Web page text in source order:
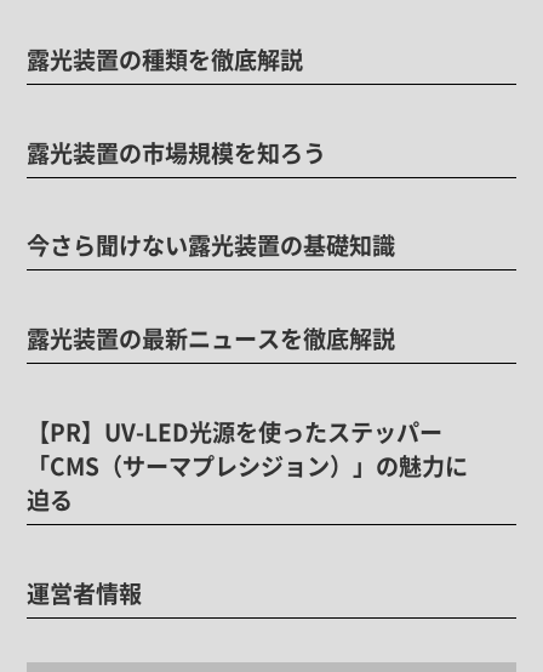
露光装置の種類を徹底解説
露光装置の市場規模を知ろう
今さら聞けない露光装置の基礎知識
露光装置の最新ニュースを徹底解説
【PR】UV-LED光源を使ったステッパー
「CMS（サーマプレシジョン）」の魅力に
迫る
運営者情報